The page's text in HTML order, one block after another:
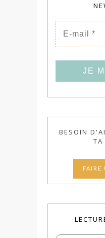
E-
mail
*
BESOIN
TA
FAIRE